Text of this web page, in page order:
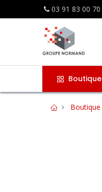
03 91 83 00 70
Boutique
Boutique